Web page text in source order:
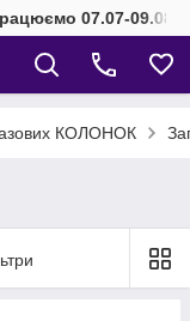
07.07-
КОЛОНОК